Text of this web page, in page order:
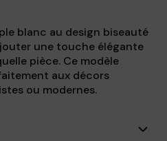
blanc au design biseauté
une touche élégante
pièce. Ce modèle
aux décors
ou modernes.